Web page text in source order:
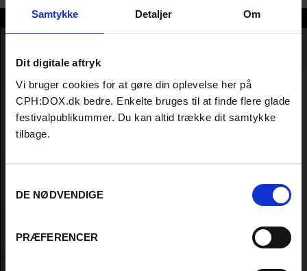
Samtykke Detaljer Om
Dit digitale aftryk
Vi bruger cookies for at gøre din oplevelse her på
CPH:DOX.dk bedre. Enkelte bruges til at finde flere glade
festivalpublikummer. Du kan altid trække dit samtykke
tilbage.
DE NØDVENDIGE
PRÆFERENCER
Siri Hammarén